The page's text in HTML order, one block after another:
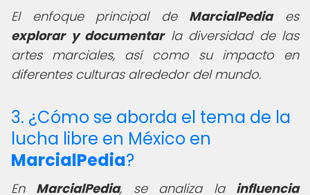
El enfoque principal de MarcialPediaes
explorar y documentarla diversidad de las
artes marciales, así como su impacto en
diferentes culturas alrededor del mundo.
3. ¿Cómo se aborda el tema de la
lucha libre en México en
MarcialPedia?
En MarcialPedia, se analiza la influencia